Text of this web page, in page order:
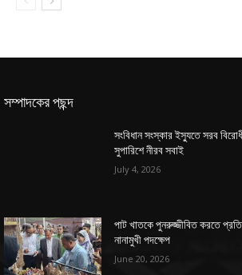
সম্পাদকের পছন্দ
সংবিধান সংস্কার ইস্যুতে সরব
সুপারিশে নীরব সবাই
July 4, 2026
পাট খাতকে পুনরুজ্জীবিত করতে
নানামুখী পদক্ষেপ
June 20, 2026